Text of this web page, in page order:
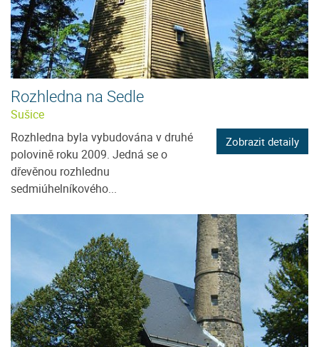
Rozhledna na Sedle
Sušice
Rozhledna byla vybudována v druhé
polovině roku 2009. Jedná se o
dřevěnou rozhlednu
sedmiúhelníkového...
Zobrazit detaily